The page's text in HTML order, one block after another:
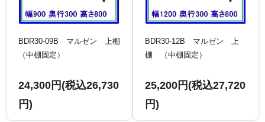
BDR30-09B マルゼン 上棚
（中棚固定）
24,300円(税込26,730
円)
BDR30-12B マルゼン 上
棚 （中棚固定）
25,200円(税込27,720
円)